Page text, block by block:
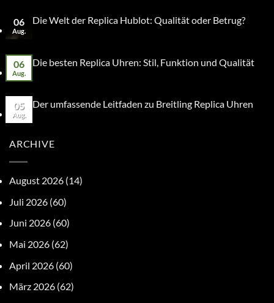
06
Aug.
Die Welt der Replica Hublot: Qualität oder Betrug?
06
Aug.
Die besten Replica Uhren: Stil, Funktion und Qualität
05
Aug.
Der umfassende Leitfaden zu Breitling Replica Uhren
ARCHIVE
August 2026 (14)
Juli 2026 (60)
Juni 2026 (60)
Mai 2026 (62)
April 2026 (60)
März 2026 (62)